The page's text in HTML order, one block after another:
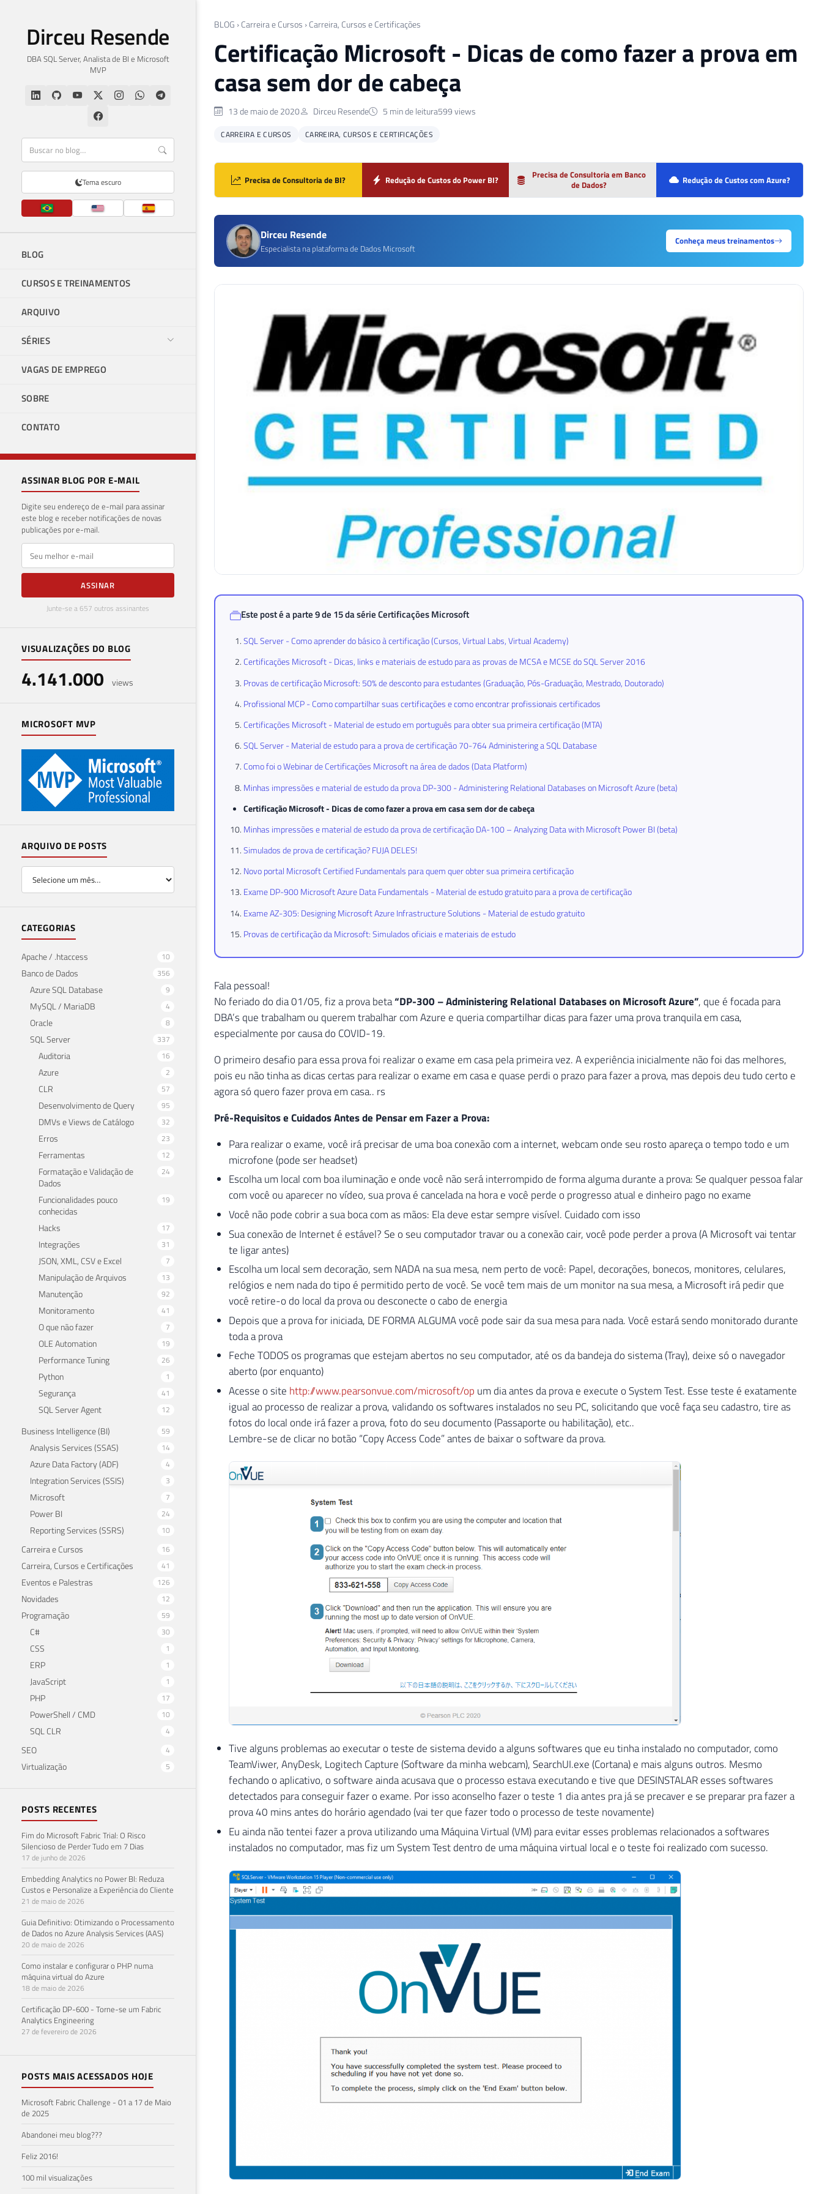
Dirceu Resende
DBA SQL Server, Analista de BI e Microsoft
MVP
Tema escuro
BLOG
CURSOS E TREINAMENTOS
ARQUIVO
SÉRIES
VAGAS DE EMPREGO
SOBRE
CONTATO
ASSINAR BLOG POR E-MAIL
Digite seu endereço de e-mail para assinar
este blog e receber notificações de novas
publicações por e-mail.
E-mail
ASSINAR
Junte-se a 657 outros assinantes
VISUALIZAÇÕES DO BLOG
4.141.000 views
MICROSOFT MVP
ARQUIVO DE POSTS
CATEGORIAS
Apache / .htaccess 10
Banco de Dados 356
Azure SQL Database 9
MySQL / MariaDB 4
Oracle 8
SQL Server 337
Auditoria 16
Azure 2
CLR 57
Desenvolvimento de Query 95
DMVs e Views de Catálogo 32
Erros 23
Ferramentas 12
Formatação e Validação de
Dados
24
Funcionalidades pouco
conhecidas
19
Hacks 17
Integrações 31
JSON, XML, CSV e Excel 7
Manipulação de Arquivos 13
Manutenção 92
Monitoramento 41
O que não fazer 7
OLE Automation 19
Performance Tuning 26
Python 1
Segurança 41
SQL Server Agent 12
Business Intelligence (BI) 59
Analysis Services (SSAS) 14
Azure Data Factory (ADF) 4
Integration Services (SSIS) 3
Microsoft 7
Power BI 24
Reporting Services (SSRS) 10
Carreira e Cursos 16
Carreira, Cursos e Certificações 41
Eventos e Palestras 126
Novidades 12
Programação 59
C# 30
CSS 1
ERP 1
JavaScript 1
PHP 17
PowerShell / CMD 10
SQL CLR 4
SEO 4
Virtualização 5
POSTS RECENTES
Fim do Microsoft Fabric Trial: O Risco
Silencioso de Perder Tudo em 7 Dias
17 de junho de 2026
Embedding Analytics no Power BI: Reduza
Custos e Personalize a Experiência do Cliente
21 de maio de 2026
Guia Definitivo: Otimizando o Processamento
de Dados no Azure Analysis Services (AAS)
20 de maio de 2026
Como instalar e configurar o PHP numa
máquina virtual do Azure
18 de maio de 2026
Certificação DP-600 - Torne-se um Fabric
Analytics Engineering
27 de fevereiro de 2026
POSTS MAIS ACESSADOS HOJE
Microsoft Fabric Challenge - 01 a 17 de Maio
de 2025
Abandonei meu blog???
Feliz 2016!
100 mil visualizações
BLOG › Carreira e Cursos › Carreira, Cursos e Certificações
Certificação Microsoft - Dicas de como fazer a prova em
casa sem dor de cabeça
13 de maio de 2020 Dirceu Resende 5 min de leitura599 views
CARREIRA E CURSOS CARREIRA, CURSOS E CERTIFICAÇÕES
Precisa de Consultoria de BI? Redução de Custos do Power BI?
Precisa de Consultoria em Banco
de Dados?
Redução de Custos com Azure?
Dirceu Resende
Especialista na plataforma de Dados Microsoft
Conheça meus treinamentos
Este post é a parte 9 de 15 da sérieCertificações Microsoft
SQL Server - Como aprender do básico à certificação (Cursos, Virtual Labs, Virtual Academy)
Certificações Microsoft - Dicas, links e materiais de estudo para as provas de MCSA e MCSE do SQL Server 2016
Provas de certificação Microsoft: 50% de desconto para estudantes (Graduação, Pós-Graduação, Mestrado, Doutorado)
Profissional MCP - Como compartilhar suas certificações e como encontrar profissionais certificados
Certificações Microsoft - Material de estudo em português para obter sua primeira certificação (MTA)
SQL Server - Material de estudo para a prova de certificação 70-764 Administering a SQL Database
Como foi o Webinar de Certificações Microsoft na área de dados (Data Platform)
Minhas impressões e material de estudo da prova DP-300 - Administering Relational Databases on Microsoft Azure (beta)
Certificação Microsoft - Dicas de como fazer a prova em casa sem dor de cabeça
Minhas impressões e material de estudo da prova de certificação DA-100 – Analyzing Data with Microsoft Power BI (beta)
Simulados de prova de certificação? FUJA DELES!
Novo portal Microsoft Certified Fundamentals para quem quer obter sua primeira certificação
Exame DP-900 Microsoft Azure Data Fundamentals - Material de estudo gratuito para a prova de certificação
Exame AZ-305: Designing Microsoft Azure Infrastructure Solutions - Material de estudo gratuito
Provas de certificação da Microsoft: Simulados oficiais e materiais de estudo
Fala pessoal!
No feriado do dia 01/05, fiz a prova beta“DP-300 – Administering Relational Databases on Microsoft Azure”, que é focada para
DBA’s que trabalham ou querem trabalhar com Azure e queria compartilhar dicas para fazer uma prova tranquila em casa,
especialmente por causa do COVID-19.
O primeiro desafio para essa prova foi realizar o exame em casa pela primeira vez. A experiência inicialmente não foi das melhores,
pois eu não tinha as dicas certas para realizar o exame em casa e quase perdi o prazo para fazer a prova, mas depois deu tudo certo e
agora só quero fazer prova em casa.. rs
Pré-Requisitos e Cuidados Antes de Pensar em Fazer a Prova:
Para realizar o exame, você irá precisar de uma boa conexão com a internet, webcam onde seu rosto apareça o tempo todo e um
microfone (pode ser headset)
Escolha um local com boa iluminação e onde você não será interrompido de forma alguma durante a prova: Se qualquer pessoa falar
com você ou aparecer no vídeo, sua prova é cancelada na hora e você perde o progresso atual e dinheiro pago no exame
Você não pode cobrir a sua boca com as mãos: Ela deve estar sempre visível. Cuidado com isso
Sua conexão de Internet é estável? Se o seu computador travar ou a conexão cair, você pode perder a prova (A Microsoft vai tentar
te ligar antes)
Escolha um local sem decoração, sem NADA na sua mesa, nem perto de você: Papel, decorações, bonecos, monitores, celulares,
relógios e nem nada do tipo é permitido perto de você. Se você tem mais de um monitor na sua mesa, a Microsoft irá pedir que
você retire-o do local da prova ou desconecte o cabo de energia
Depois que a prova for iniciada, DE FORMA ALGUMA você pode sair da sua mesa para nada. Você estará sendo monitorado durante
toda a prova
Feche TODOS os programas que estejam abertos no seu computador, até os da bandeja do sistema (Tray), deixe só o navegador
aberto (por enquanto)
Acesse o site http://www.pearsonvue.com/microsoft/op um dia antes da prova e execute o System Test. Esse teste é exatamente
igual ao processo de realizar a prova, validando os softwares instalados no seu PC, solicitando que você faça seu cadastro, tire as
fotos do local onde irá fazer a prova, foto do seu documento (Passaporte ou habilitação), etc..
Lembre-se de clicar no botão “Copy Access Code” antes de baixar o software da prova.
Tive alguns problemas ao executar o teste de sistema devido a alguns softwares que eu tinha instalado no computador, como
TeamViwer, AnyDesk, Logitech Capture (Software da minha webcam), SearchUI.exe (Cortana) e mais alguns outros. Mesmo
fechando o aplicativo, o software ainda acusava que o processo estava executando e tive que DESINSTALAR esses softwares
detectados para conseguir fazer o exame. Por isso aconselho fazer o teste 1 dia antes pra já se precaver e se preparar pra fazer a
prova 40 mins antes do horário agendado (vai ter que fazer todo o processo de teste novamente)
Eu ainda não tentei fazer a prova utilizando uma Máquina Virtual (VM) para evitar esses problemas relacionados a softwares
instalados no computador, mas fiz um System Test dentro de uma máquina virtual local e o teste foi realizado com sucesso.